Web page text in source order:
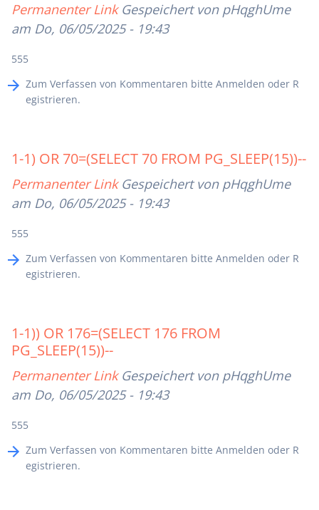
Permanenter Link Gespeichert von pHqghUme
am Do, 06/05/2025 - 19:43
555
Zum Verfassen von Kommentaren bitte Anmelden oder R
egistrieren.
1-1) OR 70=(SELECT 70 FROM PG_SLEEP(15))--
Permanenter Link Gespeichert von pHqghUme
am Do, 06/05/2025 - 19:43
555
Zum Verfassen von Kommentaren bitte Anmelden oder R
egistrieren.
1-1)) OR 176=(SELECT 176 FROM
PG_SLEEP(15))--
Permanenter Link Gespeichert von pHqghUme
am Do, 06/05/2025 - 19:43
555
Zum Verfassen von Kommentaren bitte Anmelden oder R
egistrieren.